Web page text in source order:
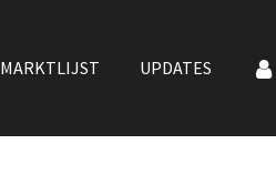
MARKTLIJST UPDATES